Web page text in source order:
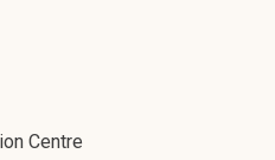
Centre